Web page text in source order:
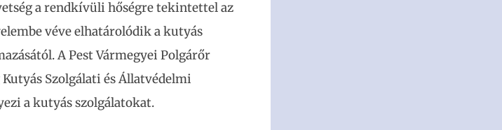
a rendkívüli hőségre tekintettel az
véve elhatárolódik a kutyás
A Pest Vármegyei Polgárőr
Szolgálati és Állatvédelmi
a kutyás szolgálatokat.